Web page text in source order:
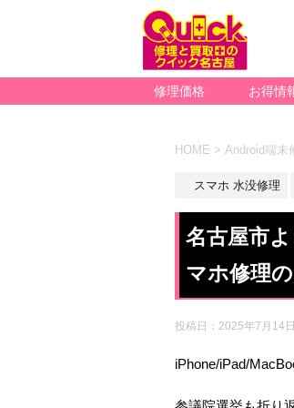
修理価格 お得情
HOME > Android端末
スマホ 水没修理
名古屋市
マホ修理
投稿日： 2025年7月14日
iPhone/iPad/